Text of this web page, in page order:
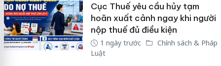
Cục Thuế yêu cầu hủy tạm
hoãn xuất cảnh ngay khi người
nộp thuế đủ điều kiện
1 ngày trước
Chính sách & Pháp
Luật